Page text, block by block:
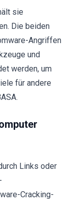
sie
Die beiden
Angriffen
und
werden, um
für andere
Links oder
Cracking-